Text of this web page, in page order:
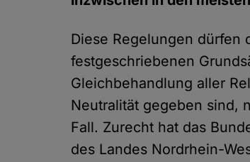
Diese Regelungen dürfen
festgeschriebenen
Gleichbehandlung aller
Neutralität gegeben sind,
Fall. Zurecht hat das
des Landes Nordrhein-